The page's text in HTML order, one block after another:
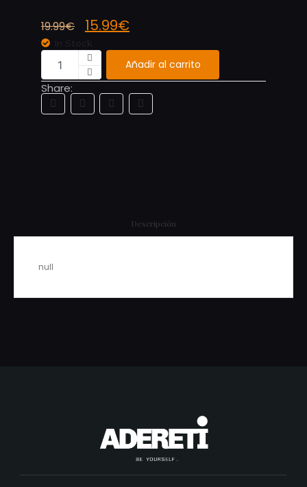
19.99€ 15.99€
Añadir al carrito
Share:
Descripción
null